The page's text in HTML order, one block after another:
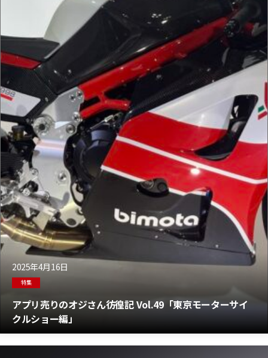
2025年4月16日
特集
アプリ売りのオジさん彷徨記 Vol.49「東京モーターサイ
クルショー編」